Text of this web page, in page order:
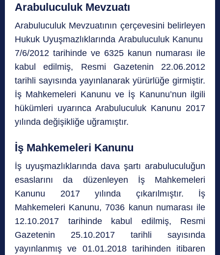
Arabuluculuk Mevzuatı
Arabuluculuk Mevzuatının çerçevesini belirleyen
Hukuk Uyuşmazlıklarında Arabuluculuk Kanunu
7/6/2012 tarihinde ve 6325 kanun numarası ile
kabul edilmiş, Resmi Gazetenin 22.06.2012
tarihli sayısında yayınlanarak yürürlüğe girmiştir.
İş Mahkemeleri Kanunu ve İş Kanunu’nun ilgili
hükümleri uyarınca Arabuluculuk Kanunu 2017
yılında değişikliğe uğramıştır.
İş Mahkemeleri Kanunu
İş uyuşmazlıklarında dava şartı arabuluculuğun
esaslarını da düzenleyen İş Mahkemeleri
Kanunu 2017 yılında çıkarılmıştır. İş
Mahkemeleri Kanunu, 7036 kanun numarası ile
12.10.2017 tarihinde kabul edilmiş, Resmi
Gazetenin 25.10.2017 tarihli sayısında
yayınlanmış ve 01.01.2018 tarihinden itibaren